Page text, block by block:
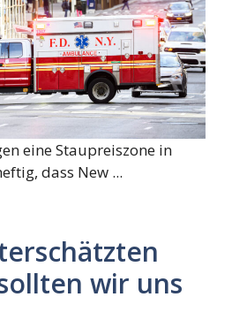
eine Staupreiszone in
dass New ...
wir uns